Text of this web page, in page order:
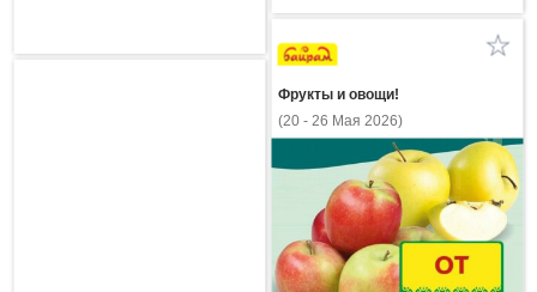
Фрукты и овощи!
(20 - 26 Мая 2026)